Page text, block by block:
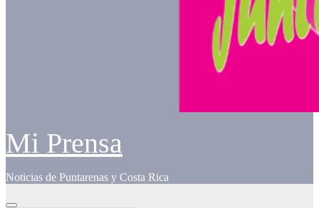
Mi Prensa
Noticias de Puntarenas y Costa Rica